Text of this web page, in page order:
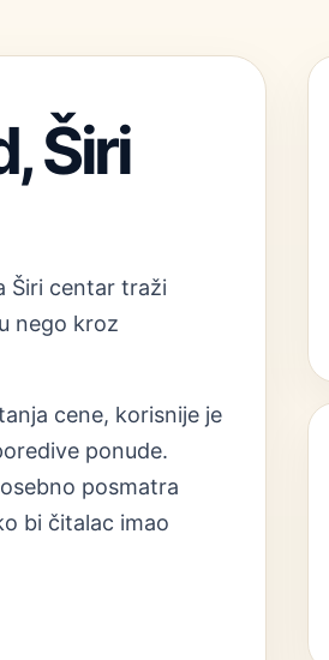
Širi
Širi centar traži
nego kroz
cene, korisnije je
ponude.
posmatra
bi čitalac imao